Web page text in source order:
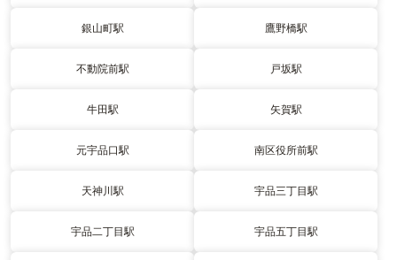
銀山町駅 鷹野橋駅
不動院前駅 戸坂駅
牛田駅 矢賀駅
元宇品口駅 南区役所前駅
天神川駅 宇品三丁目駅
宇品二丁目駅 宇品五丁目駅